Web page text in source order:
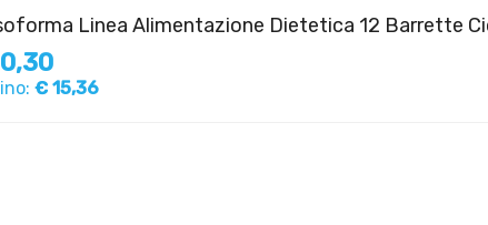
Linea Alimentazione Dietetica 12 Barrette
€ 15,36